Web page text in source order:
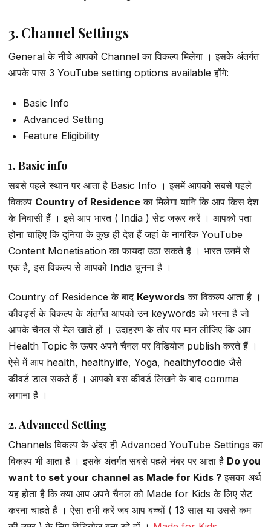
3. Channel Settings
General के नीचे आपको Channel का विकल्प मिलेगा । इसके अंतर्गत
आपके पास 3 YouTube setting options available होंगे:
Basic Info
Advanced Setting
Feature Eligibility
1. Basic info
सबसे पहले स्थान पर आता है Basic Info । इसमें आपको सबसे पहले
विकल्प Country of Residence का मिलेगा यानि कि आप किस देश
के निवासी हैं । इसे आप भारत ( India ) सेट जरूर करें । आपको पता
होना चाहिए कि दुनिया के कुछ ही देश हैं जहां के नागरिक YouTube
Content Monetisation का फायदा उठा सकते हैं । भारत उनमें से
एक है, इस विकल्प से आपको India चुनना है ।
Country of Residence के बाद Keywords का विकल्प आता है ।
कीवर्ड्स के विकल्प के अंतर्गत आपको उन keywords को भरना है जो
आपके चैनल से मेल खाते हों । उदाहरण के तौर पर मान लीजिए कि आप
Health Topic के ऊपर अपने चैनल पर विडियोज publish करते हैं ।
ऐसे में आप health, healthylife, Yoga, healthyfoodie जैसे
कीवर्ड डाल सकते हैं । आपको बस कीवर्ड लिखने के बाद comma
लगाना है ।
2. Advanced Setting
Channels विकल्प के अंदर ही Advanced YouTube Settings का
विकल्प भी आता है । इसके अंतर्गत सबसे पहले नंबर पर आता है Do you
want to set your channel as Made for Kids ? इसका अर्थ
यह होता है कि क्या आप अपने चैनल को Made for Kids के लिए सेट
करना चाहते हैं । ऐसा तभी करें जब आप बच्चों ( 13 साल या उससे कम